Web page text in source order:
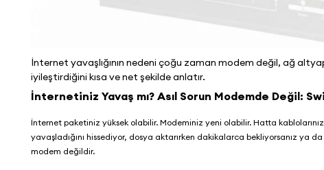
İnternet yavaşlığının nedeni çoğu zaman modem değil, ağ
iyileştirdiğini kısa ve net şekilde anlatır.
İnternetiniz Yavaş mı? Asıl Sorun Modemde Değil:
İnternet paketiniz yüksek olabilir. Modeminiz yeni olabilir. Hatta
yavaşladığını hissediyor, dosya aktarırken dakikalarca bekliyorsanız ya
modem değildir.